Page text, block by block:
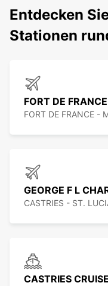
Entdecken
Stationen
FORT DE
FORT DE FRANCE -
GEORGE F L
CASTRIES - ST.
CASTRIES